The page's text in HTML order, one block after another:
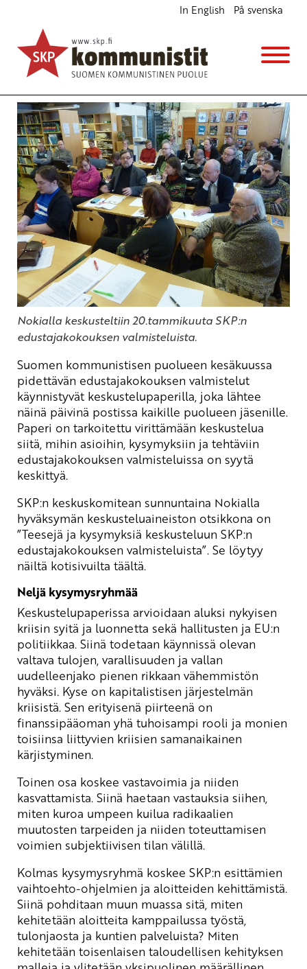
In English På svenska
Avaus keskusteluun SKP:n edustajakokouksesta
Ajankohtaista
22.1.2013 - 11:46
Nokialla keskusteltiin 20.tammikuuta SKP:n
edustajakokouksen valmisteluista.
Suomen kommunistisen puolueen kesäkuussa
pidettävän edustajakokouksen valmistelut
käynnistyvät keskustelupaperilla, joka lähtee
näinä päivinä postissa kaikille puolueen jäsenille.
Paperi on tarkoitettu virittämään keskustelua
siitä, mihin asioihin, kysymyksiin ja tehtäviin
edustajakokouksen valmisteluissa on syytä
keskittyä.
SKP:n keskuskomitean sunnuntaina Nokialla
hyväksymän keskusteluaineiston otsikkona on
”Teesejä ja kysymyksiä keskusteluun SKP:n
edustajakokouksen valmisteluista”. Se löytyy
näiltä kotisivuilta täältä.
Neljä kysymysryhmää
Keskustelupaperissa arvioidaan aluksi nykyisen
kriisin syitä ja luonnetta sekä hallitusten ja EU:n
politiikkaa. Siinä todetaan käynnissä olevan
valtava tulojen, varallisuuden ja vallan
uudelleenjako pienen rikkaan vähemmistön
hyväksi. Kyse on kapitalistisen järjestelmän
kriisistä. Sen erityisenä piirteenä on
finanssipääoman yhä tuhoisampi rooli ja monien
toisiinsa liittyvien kriisien samanaikainen
kärjistyminen.
Toinen osa koskee vastavoimia ja niiden
kasvattamista. Siinä haetaan vastauksia siihen,
miten kuroa umpeen kuilua radikaalien
muutosten tarpeiden ja niiden toteuttamisen
voimien subjektiivisen tilan välillä.
Kolmas kysymysryhmä koskee SKP:n esittämien
vaihtoehto-ohjelmien ja aloitteiden kehittämistä.
Siinä pohditaan muun muassa sitä, miten
kehitetään aloitteita kamppailussa työstä,
tulonjaosta ja kuntien palveluista? Miten
kehitetään toisenlaisen taloudellisen kehityksen